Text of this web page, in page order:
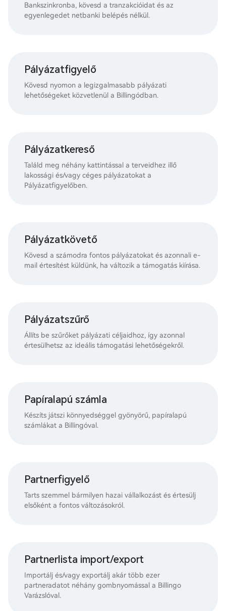
Bankszinkronba, kövesd a tranzakcióidat és az
egyenlegedet netbanki belépés nélkül.
Pályázatfigyelő
Kövesd nyomon a legizgalmasabb pályázati
lehetőségeket közvetlenül a Billingódban.
Pályázatkereső
Találd meg néhány kattintással a terveidhez illő
lakossági és/vagy céges pályázatokat a
Pályázatfigyelőben.
Pályázatkövető
Kövesd a számodra fontos pályázatokat és azonnali e-
mail értesítést küldünk, ha változik a támogatás kiírása.
Pályázatszűrő
Állíts be szűrőket pályázati céljaidhoz, így azonnal
értesülhetsz az ideális támogatási lehetőségekről.
Papíralapú számla
Készíts játszi könnyedséggel gyönyörű, papíralapú
számlákat a Billingóval.
Partnerfigyelő
Tarts szemmel bármilyen hazai vállalkozást és értesülj
elsőként a fontos változásokról.
Partnerlista import/export
Importálj és/vagy exportálj akár több ezer
partneradatot néhány gombnyomással a Billingo
Varázslóval.